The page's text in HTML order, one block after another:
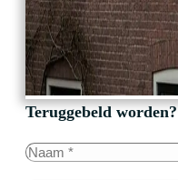
Teruggebeld worden?